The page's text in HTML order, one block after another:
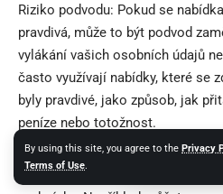
By using this site, you agree to the Privacy
Terms of Use.
Riziko podvodu: Pokud se
pravdivá, může to být podvod
vylákání vašich osobních údajů
často využívají nabídky, které se
byly pravdivé, jako způsob, jak
peníze nebo totožnost.
Skryté poplatky nebo podmínky:
dobré, aby byly pravdivé, mohou